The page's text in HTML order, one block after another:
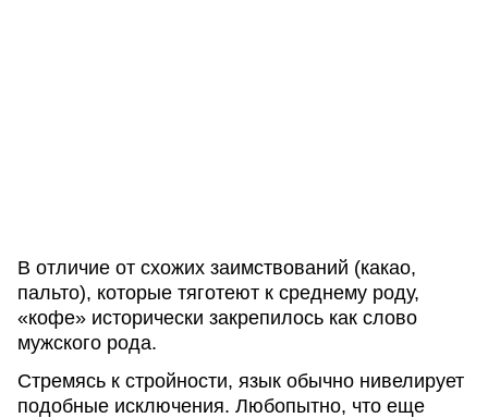
В отличие от схожих заимствований (какао,
пальто), которые тяготеют к среднему роду,
«кофе» исторически закрепилось как слово
мужского рода.
Стремясь к стройности, язык обычно нивелирует
подобные исключения. Любопытно, что еще